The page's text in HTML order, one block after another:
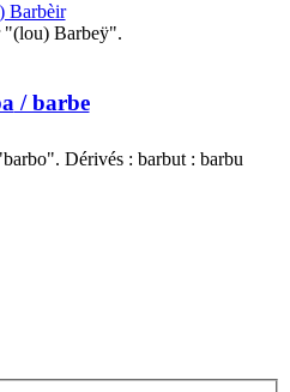
Barbèir
"(lou) Barbeÿ".
/ barbe
Dérivés : barbut : barbu